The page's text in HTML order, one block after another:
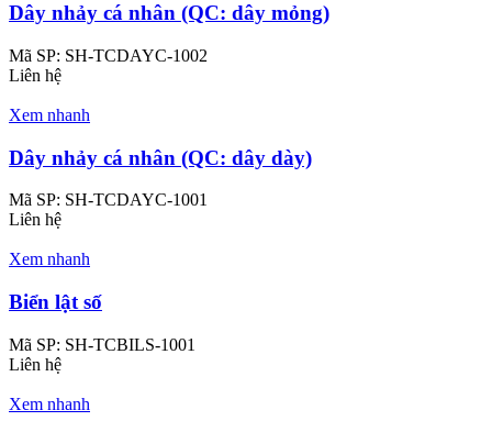
Dây nhảy cá nhân (QC: dây mỏng)
Mã SP: SH-TCDAYC-1002
Liên hệ
Xem nhanh
Dây nhảy cá nhân (QC: dây dày)
Mã SP: SH-TCDAYC-1001
Liên hệ
Xem nhanh
Biển lật số
Mã SP: SH-TCBILS-1001
Liên hệ
Xem nhanh